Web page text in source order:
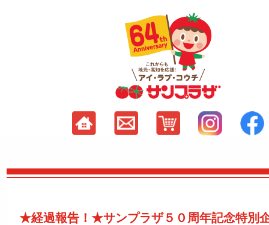
★経過報告！★サンプラザ５０周年記念特別